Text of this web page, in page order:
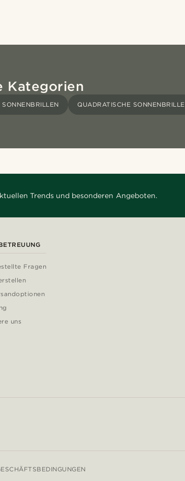
Kategorien
SONNENBRILLEN QUADRATISCHE SONNENBRILLE
Trends und besonderen Angeboten.
Fragen
uns